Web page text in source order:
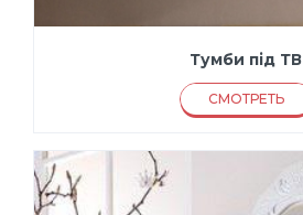
Тумби під ТВ
СМОТРЕТЬ